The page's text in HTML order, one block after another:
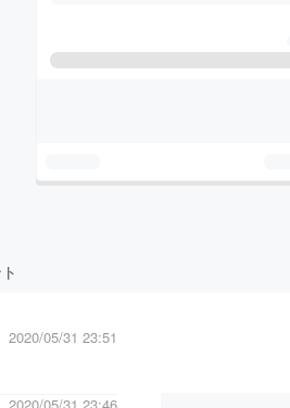
2020/05/31 23:51